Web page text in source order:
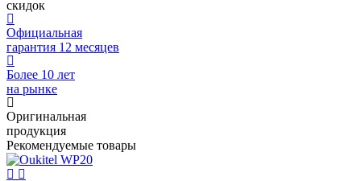
скидок
Официальная
гарантия 12 месяцев
Более 10 лет
на рынке
Оригинальная
продукция
Рекомендуемые товары